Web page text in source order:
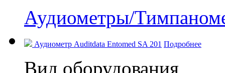
Аудиометры/
Аудиометр Auditdata Entomed SA 201 Подробнее
Вид оборудования